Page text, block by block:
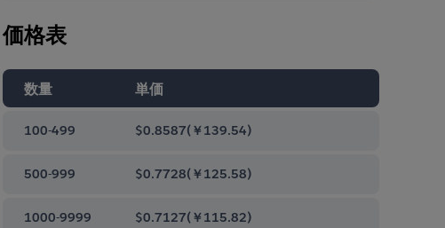
価格表
数量 単価
100-499 $0.8587(￥139.54)
500-999 $0.7728(￥125.58)
1000-9999 $0.7127(￥115.82)